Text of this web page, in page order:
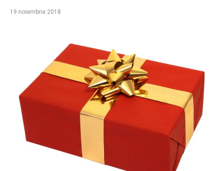
19 noiembrie 2018